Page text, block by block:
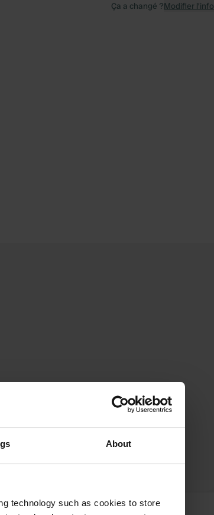
About
technology such as cookies to store
Ça a changé ?Modifier l’info